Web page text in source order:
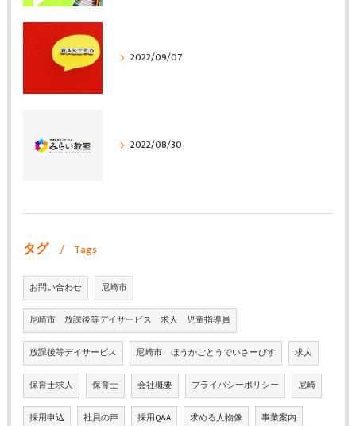
2022/09/07
2022/08/30
タグ Tags
お問い合わせ 尼崎市
尼崎市 放課後等デイサービス 求人 児童指導員
放課後等デイサービス 尼崎市 ほうかごとうでいさーびす 求人
保育士求人 保育士 会社概要 プライバシーポリシー 尼崎
採用申込 社員の声 採用Q&A 求める人物像 事業案内